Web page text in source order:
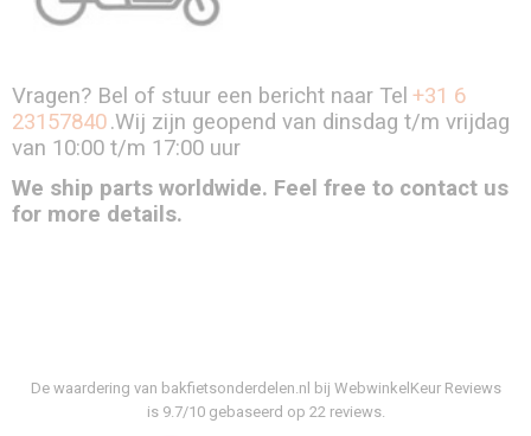
Vragen? Bel of stuur een bericht naar Tel +31 6
23157840.Wij zijn geopend van dinsdag t/m vrijdag
van 10:00 t/m 17:00 uur
We ship parts worldwide. Feel free to contact us
for more details.
De waardering van bakfietsonderdelen.nl bij WebwinkelKeur Reviews
is 9.7/10 gebaseerd op 22 reviews.